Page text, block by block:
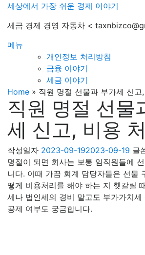
세상에서 가장 쉬운 경제 이야기
세금 경제 경영 자동차 <
메뉴
개인정보 처리방침
금융 이야기
세금 이야기
Home » 직원 명절 선물과 부가세 신고
직원 명절 선물
세 신고, 비용
작성일자 2023-09-192023-09-19 글
명절이 되면 회사는 보통 임직원들에
니다. 이때 가끔 회계 담당자들은 선물
떻게 비용처리를 해야 하는 지 헷갈릴
세나 법인세의 경비 말고도 부가가치세
공제 여부도 궁금합니다.